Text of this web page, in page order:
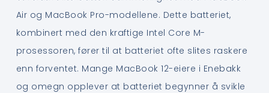
Air og MacBook Pro-modellene. Dette batteriet,
kombinert med den kraftige Intel Core M-
prosessoren, fører til at batteriet ofte slites raskere
enn forventet. Mange MacBook 12-eiere i Enebakk
og omegn opplever at batteriet begynner å svikle